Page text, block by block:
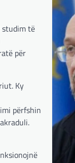
studim të
për
Ky
përfshin